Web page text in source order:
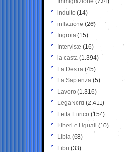
Immigrazione (734)
indulto (14)
inflazione (26)
Ingroia (15)
Interviste (16)
la casta (1.394)
La Destra (45)
La Sapienza (5)
Lavoro (1.316)
LegaNord (2.411)
Letta Enrico (154)
Liberi e Uguali (10)
Libia (68)
Libri (33)